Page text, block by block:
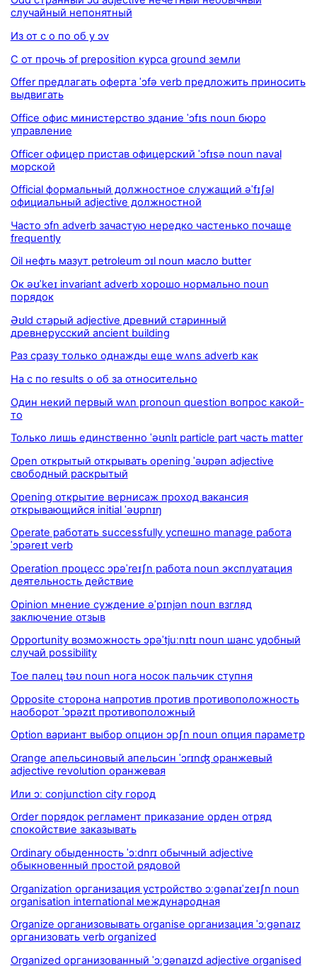
случайный непонятный
Из от с о по об у ɔv
С от прочь ɔf preposition курса ground земли
Offer предлагать оферта ˈɔfə verb предложить приносить
выдвигать
Office офис министерство здание ˈɔfɪs noun бюро
управление
Officer офицер пристав офицерский ˈɔfɪsə noun naval
морской
Official формальный должностное служащий əˈfɪʃəl
официальный adjective должностной
Часто ɔfn adverb зачастую нередко частенько почаще
frequently
Oil нефть мазут petroleum ɔɪl noun масло butter
Ок əʊˈkeɪ invariant adverb хорошо нормально noun
порядок
Əʊld старый adjective древний старинный
древнерусский ancient building
Раз сразу только однажды еще wʌns adverb как
На с по results о об за относительно
Один некий первый wʌn pronoun question вопрос какой-
то
Только лишь единственно ˈəʊnlɪ particle part часть matter
Open открытый открывать opening ˈəʊpən adjective
свободный раскрытый
Opening открытие вернисаж проход вакансия
открывающийся initial ˈəʊpnɪŋ
Operate работать successfully успешно manage работа
ˈɔpəreɪt verb
Operation процесс ɔpəˈreɪʃn работа noun эксплуатация
деятельность действие
Opinion мнение суждение əˈpɪnjən noun взгляд
заключение отзыв
Opportunity возможность ɔpəˈtjuːnɪtɪ noun шанс удобный
случай possibility
Toe палец təʊ noun нога носок пальчик ступня
Opposite сторона напротив против противоположность
наоборот ˈɔpəzɪt противоположный
Option вариант выбор опцион ɔpʃn noun опция параметр
Orange апельсиновый апельсин ˈɔrɪnʤ оранжевый
adjective revolution оранжевая
Или ɔː conjunction city город
Order порядок регламент приказание орден отряд
спокойствие заказывать
Ordinary обыденность ˈɔːdnrɪ обычный adjective
обыкновенный простой рядовой
Organization организация устройство ɔːgənaɪˈzeɪʃn noun
organisation international международная
Organize организовывать organise организация ˈɔːgənaɪz
организовать verb organized
Organized организованный ˈɔːgənaɪzd adjective organised